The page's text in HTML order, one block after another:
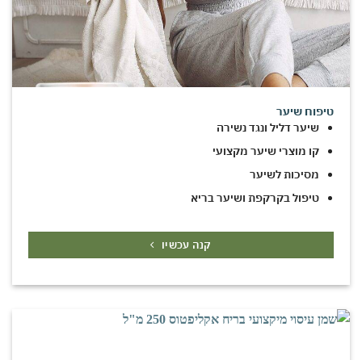
טיפוח שיער
שיער דליל ונגד נשירה
קו מוצרי שיער מקצועי
מסיכות לשיער
טיפול בקרקפת ושיער בריא
קנה עכשיו